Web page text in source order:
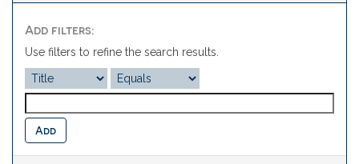
Add filters:
Use filters to refine the search results.